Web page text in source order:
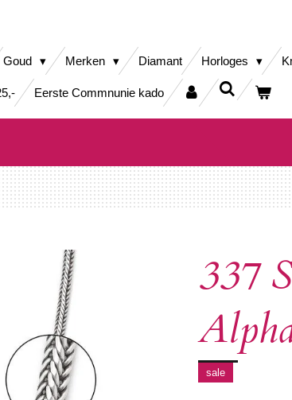
Goud Merken Diamant Horloges
Eerste Commnunie kado
337
sale